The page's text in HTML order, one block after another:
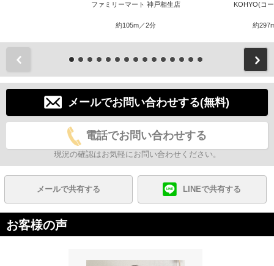
ファミリーマート 神戸相生店
約105m／2分
KOHYO(コ
約
メールでお問い合わせする(無料)
電話でお問い合わせする
現況の確認はお気軽にお問い合わせください。
メールで共有する LINEで共有する
お客様の声